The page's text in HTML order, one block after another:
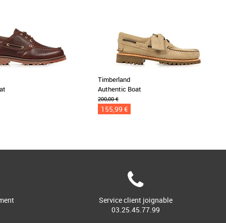
Timberland
Authentic Boat
200,00 €
155,99 €
Service client joignable
03.25.45.77.99